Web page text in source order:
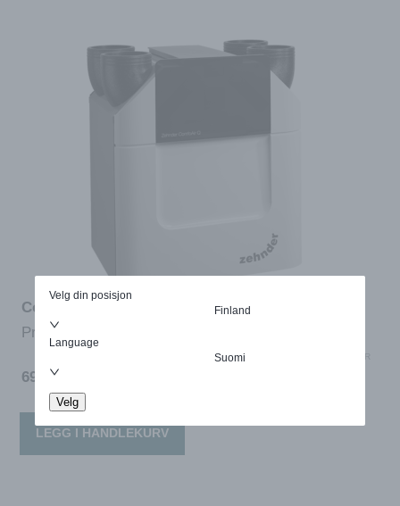
Velg din posisjon
Finland
Language
Suomi
Velg
ComfoAir Q450 TR
Produktnr:
LEVERT INNEN 2–5 VIRKEDAGER
69 991
LEGG I HANDLEKURV